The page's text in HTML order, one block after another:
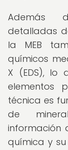
Además
detalladas
la MEB
químicos
X (EDS), lo
elementos
técnica es
de
información
química y